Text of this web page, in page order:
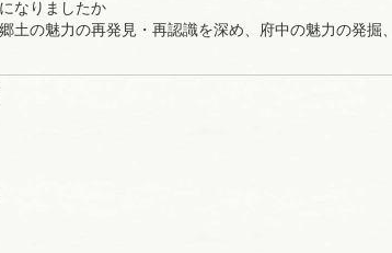
なりましたか
土の魅力の再発見・再認識を深め、府中の魅力の発掘